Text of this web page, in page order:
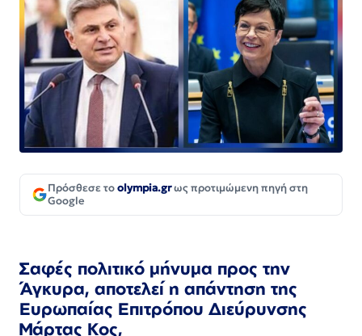
Πρόσθεσε τοolympia.grως προτιμώμενη πηγή στη
Google
Σαφές πολιτικό μήνυμα προς την
Άγκυρα, αποτελεί η απάντηση της
Ευρωπαίας Επιτρόπου Διεύρυνσης
Μάρτας Κος,